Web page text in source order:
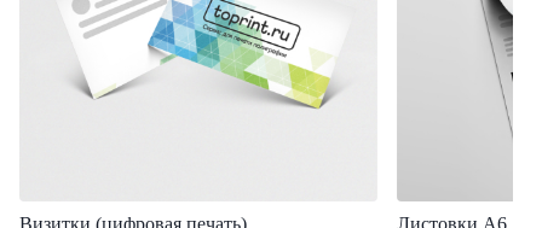
Визитки (цифровая печать) Листовки А6